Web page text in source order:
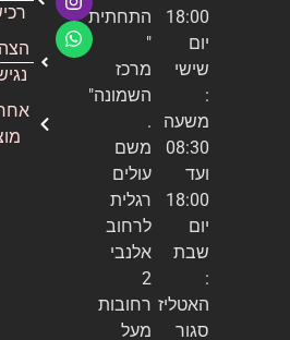
18:00
שישי
משעה
08:30
18:00
שבת
האטליז
סגור
התחתית
מרכז
השמונה"
.
משם
עולים
רגלית
לרחוב
אלנבי
רחובות
מעל
רכישה
הצהרת
נגישות
אחריות
מוצר